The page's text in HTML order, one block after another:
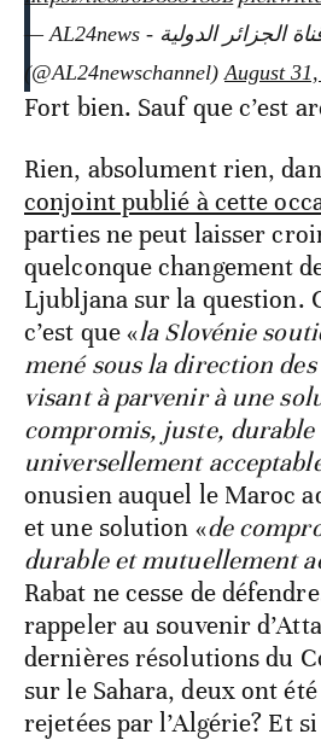
— AL24news - قناة الجزائر الدولية
(@AL24newschannel)August
Fort bien. Sauf que c’est
Rien, absolument rien,
conjoint publié à cette
parties ne peut laisser
quelconque changement
Ljubljana sur la question.
c’est que «la Slovénie
mené sous la direction
visant à parvenir à une
compromis, juste, durable
universellement
onusien auquel le Maroc
et une solution «de
durable et mutuellement
Rabat ne cesse de
rappeler au souvenir
dernières résolutions du
sur le Sahara, deux ont
rejetées par l’Algérie? Et si